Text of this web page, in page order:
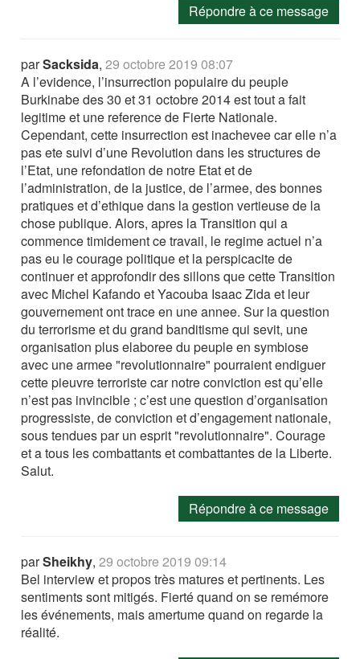
Répondre à ce message
parSacksida,29 octobre 2019 08:07
A l’evidence, l’insurrection populaire du peuple
Burkinabe des 30 et 31 octobre 2014 est tout a fait
legitime et une reference de Fierte Nationale.
Cependant, cette insurrection est inachevee car elle n’a
pas ete suivi d’une Revolution dans les structures de
l’Etat, une refondation de notre Etat et de
l’administration, de la justice, de l’armee, des bonnes
pratiques et d’ethique dans la gestion vertieuse de la
chose publique. Alors, apres la Transition qui a
commence timidement ce travail, le regime actuel n’a
pas eu le courage politique et la perspicacite de
continuer et approfondir des sillons que cette Transition
avec Michel Kafando et Yacouba Isaac Zida et leur
gouvernement ont trace en une annee. Sur la question
du terrorisme et du grand banditisme qui sevit, une
organisation plus elaboree du peuple en symbiose
avec une armee "revolutionnaire" pourraient endiguer
cette pieuvre terroriste car notre conviction est qu’elle
n’est pas invincible ; c’est une question d’organisation
progressiste, de conviction et d’engagement nationale,
sous tendues par un esprit "revolutionnaire". Courage
et a tous les combattants et combattantes de la Liberte.
Salut.
Répondre à ce message
parSheikhy,29 octobre 2019 09:14
Bel interview et propos très matures et pertinents. Les
sentiments sont mitigés. Fierté quand on se remémore
les événements, mais amertume quand on regarde la
réalité.